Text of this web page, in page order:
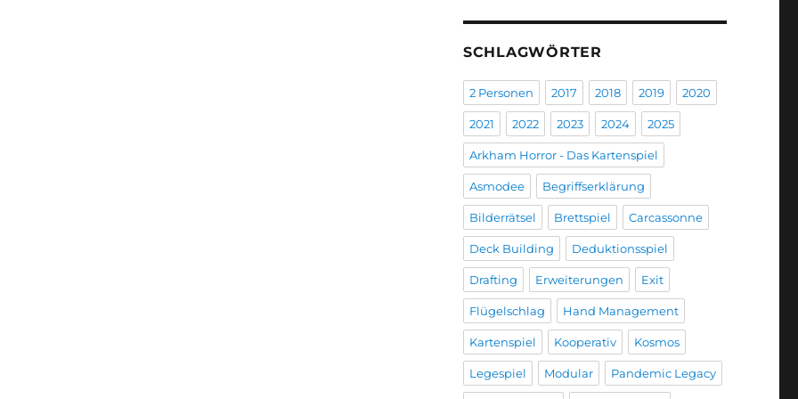
SCHLAGWÖRTER
2 Personen 2017 2018 2019 2020
2021 2022 2023 2024 2025
Arkham Horror - Das Kartenspiel
Asmodee Begriffserklärung
Bilderrätsel Brettspiel Carcassonne
Deck Building Deduktionsspiel
Drafting Erweiterungen Exit
Flügelschlag Hand Management
Kartenspiel Kooperativ Kosmos
Legespiel Modular Pandemic Legacy